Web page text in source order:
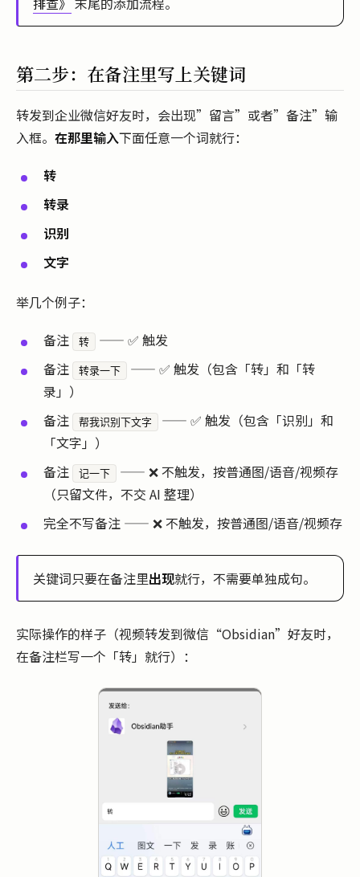
第二步：在备注里写上关键词
转发到企业微信好友时，会出现”留言”或者”备注”输
入框。 在那里输入下面任意一个词就行：
转
转录
识别
文字
举几个例子：
备注
转
—— ✅ 触发
备注
转录一下
—— ✅ 触发（包含「转」和「转
录」）
备注
帮我识别下文字
—— ✅ 触发（包含「识别」和
「文字」）
备注
记一下
—— ❌ 不触发，按普通图/语音/视频存
（只留文件，不交 AI 整理）
完全不写备注 —— ❌ 不触发，按普通图/语音/视频存
关键词只要在备注里出现就行，不需要单独成句。
实际操作的样子（视频转发到微信“Obsidian”好友时，
在备注栏写一个「转」就行）：